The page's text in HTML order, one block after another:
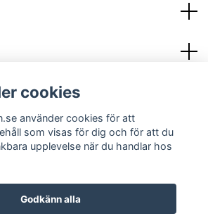
cookies
använder cookies för att
som visas för dig och för att du
upplevelse när du handlar hos
Godkänn alla